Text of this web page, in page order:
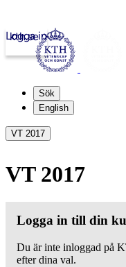
kth.se
Logga in
Sök
English
VT 2017
VT 2017
Logga in till din
Du är inte inloggad på
efter dina val.